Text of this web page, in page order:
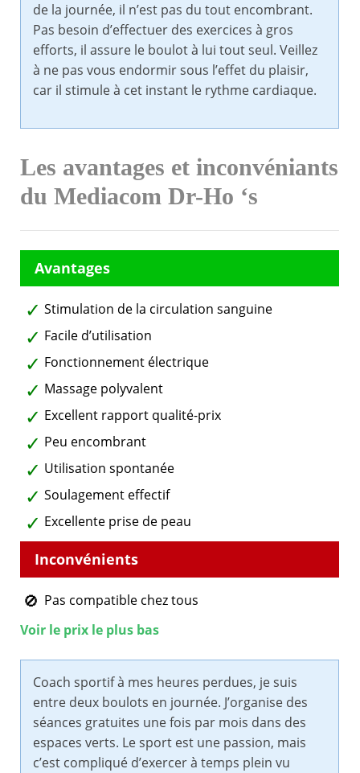
de la journée, il n’est pas du tout encombrant.
Pas besoin d’effectuer des exercices à gros
efforts, il assure le boulot à lui tout seul. Veillez
à ne pas vous endormir sous l’effet du plaisir,
car il stimule à cet instant le rythme cardiaque.
Les avantages et inconvéniants
du Mediacom Dr-Ho ‘s
Stimulation de la circulation sanguine
Facile d’utilisation
Fonctionnement électrique
Massage polyvalent
Excellent rapport qualité-prix
Peu encombrant
Utilisation spontanée
Soulagement effectif
Excellente prise de peau
Pas compatible chez tous
Voir le prix le plus bas
Coach sportif à mes heures perdues, je suis
entre deux boulots en journée. J’organise des
séances gratuites une fois par mois dans des
espaces verts. Le sport est une passion, mais
c’est compliqué d’exercer à temps plein vu